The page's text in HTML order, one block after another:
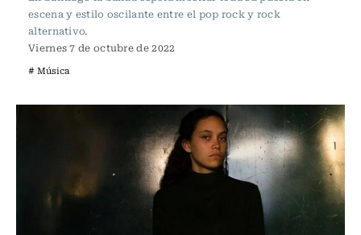
escena y estilo oscilante entre el pop rock y rock
alternativo.
Viernes 7 de octubre de 2022
# Música